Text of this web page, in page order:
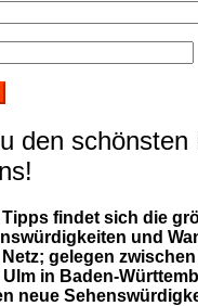
den schönsten
findet sich die
und
gelegen
in Baden-
neue